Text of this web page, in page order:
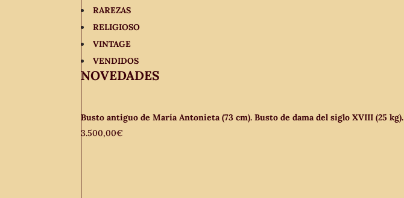
RAREZAS
RELIGIOSO
VINTAGE
VENDIDOS
NOVEDADES
Busto antiguo de María Antonieta (73 cm). Busto de dama del siglo XVIII (25 kg).
3.500,00€